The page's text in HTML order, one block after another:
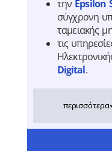
την Epsilon
σύγχρονη
ταμειακής
τις
Digital.
περισσότερα